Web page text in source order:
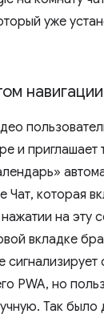
уже
навигации
и приглашает
Чат, которая
на эту
вкладке
сигнализирует
PWA, но
Так